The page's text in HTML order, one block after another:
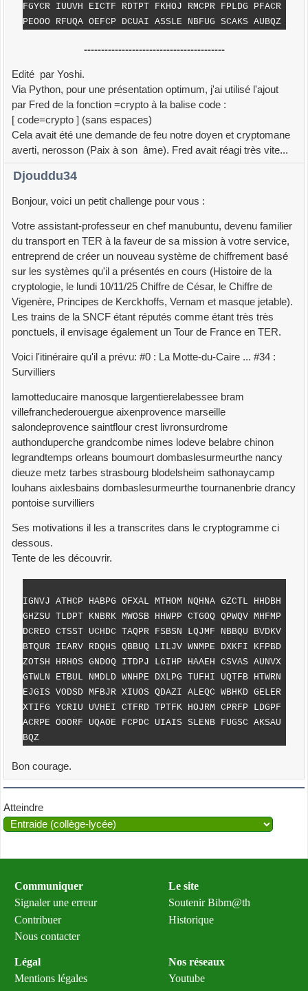
FGYCR IUUVH EICTF RDTPT FKHOJ RMCPR FPLDG PFACR
PEOOO RFUQA OEFCP DCUAI ASSLE NBFUG SCAKS AUBQZ
-----------------------------------------
Edité par Yoshi.
Via Python, pour une présentation optimum, j'ai utilisé l'ajout
par Fred de la fonction =crypto à la balise code :
[ code=crypto ] (sans espaces)
Cela avait été une demande de feu notre doyen et cryptomane
averti, nerosson (Paix à son âme). Fred avait réagi très vite...
Djouddu34
Bonjour, voici un petit challenge pour vous :
Votre assistant-professeur en chef manubuntu, devenu familier
du transport en TER à la faveur de sa mission à votre service,
entreprend de créer un nouveau système de chiffrement basé
sur les systèmes qu'il a présentés en cours (Histoire de la
cryptologie, le lundi 10/11/25 Chiffre de César, le Chiffre de
Vigenère, Principes de Kerckhoffs, Vernam et masque jetable).
Les trains de la SNCF étant réputés comme étant très très
ponctuels, il envisage également un Tour de France en TER.
Voici l'itinéraire qu'il a prévu: #0 : La Motte-du-Caire ... #34 :
Survilliers
lamotteducaire manosque largentierelabessee bram
villefranchederouergue aixenprovence marseille
salondeprovence saintflour crest livronsurdrome
authonduperche grandcombe nimes lodeve belabre chinon
legrandtemps orleans boumourt dombaslesurmeurthe nancy
dieuze metz tarbes strasbourg blodelsheim sathonaycamp
louhans aixlesbains dombaslesurmeurthe tournanenbrie drancy
pontoise survilliers
Ses motivations il les a transcrites dans le cryptogramme ci
dessous.
Tente de les découvrir.
IGNVJ ATHCP HABPG OFXAL MTHOM NQHNA GZCTL HHDBH
GHZSU TLDPT KNBRK MWOSB HHWPP CTGOQ QPWQV MHFMP
DCREO CTSST UCHDC TAQPR FSBSN LQJMF NBBQU BVDKV
BTQUR IEARV RDQHS QBBUQ LILJV WNMPE DXKFI KFPBD
ZOTSH HRHOS GNDOQ ITDPJ LGIHP HAAEH CSVAS AUNVX
GTWLN ETBUL NMDLD WNHPE DXLPG TUFHI UQTFB HTWRN
EJGIS VODSD MFBJR XIUOS QDAZI ALEQC WBHKD GELER
XTIFG YCRIU UVHEI CTFRD TPTFK HOJRM CPRFP LDGPF
ACRPE OOORF UQAOE FCPDC UIAIS SLENB FUGSC AKSAU
BQZ
Bon courage.
Atteindre
Communiquer
Signaler une erreur
Contribuer
Nous contacter
Le site
Soutenir Bibm@th
Historique
Légal
Mentions légales
Nos réseaux
Youtube